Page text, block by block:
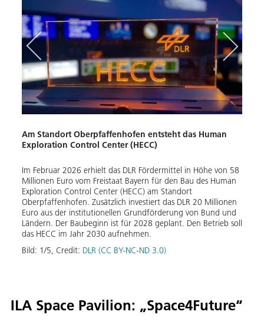
Am Standort Oberpfaffenhofen entsteht das Human
Exploration Control Center (HECC)
Im Februar 2026 erhielt das DLR Fördermittel in Höhe von 58
Millionen Euro vom Freistaat Bayern für den Bau des Human
Exploration Control Center (HECC) am Standort
Oberpfaffenhofen. Zusätzlich investiert das DLR 20 Millionen
Euro aus der institutionellen Grundförderung von Bund und
Ländern. Der Baubeginn ist für 2028 geplant. Den Betrieb soll
das HECC im Jahr 2030 aufnehmen.
Bild: 1/5, Credit: DLR (CC BY-NC-ND 3.0)
ILA Space Pavilion: „Space4Future“